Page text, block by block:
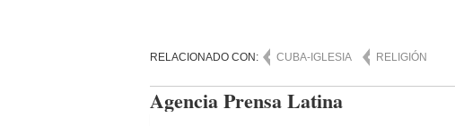
RELACIONADO CON: CUBA-IGLESIA RELIGIÓN
Agencia Prensa Latina